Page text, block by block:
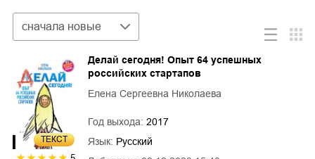
Сортировка
сначала новые
ТЕКСТ
Делай сегодня! Опыт 64 успешных
российских стартапов
Елена Сергеевна Николаева
Год выхода: 2017
Язык: Русский